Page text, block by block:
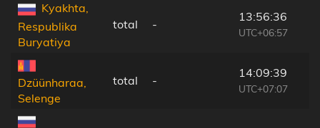
Kyakhta,
Respublika
Buryatiya
total -
13:56:36
UTC+06:57
Dzüünharaa,
Selenge
total -
14:09:39
UTC+07:07